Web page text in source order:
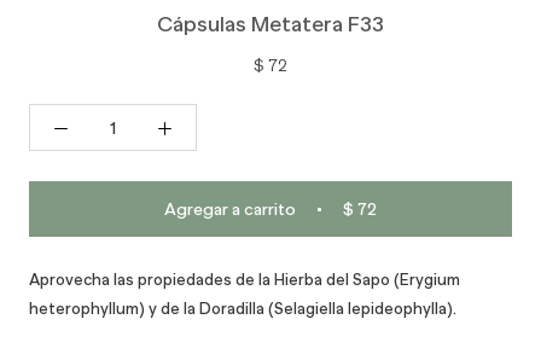
Cápsulas Metatera F33
$ 72
Agregar a carrito $ 72
Aprovecha las propiedades de la Hierba del Sapo (Erygium
heterophyllum) y de la Doradilla (Selagiella lepideophylla).